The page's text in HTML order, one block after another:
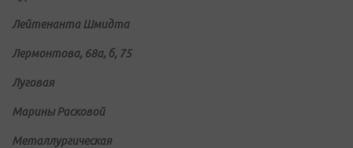
Лейтенанта Шмидта
Лермонтова, 68а, б, 75
Луговая
Марины Расковой
Металлургическая